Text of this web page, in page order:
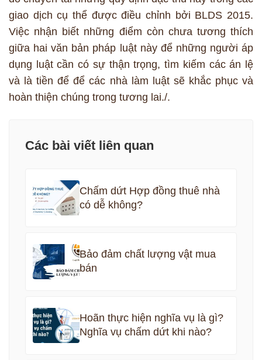
giao dịch cụ thể được điều chỉnh bởi BLDS 2015.
Việc nhận biết những điểm còn chưa tương thích
giữa hai văn bản pháp luật này để những người áp
dụng luật cần có sự thận trọng, tìm kiếm các án lệ
và là tiền để để các nhà làm luật sẽ khắc phục và
hoàn thiện chúng trong tương lai./.
Các bài viết liên quan
Chấm dứt Hợp đồng thuê nhà
có dễ không?
Bảo đảm chất lượng vật mua
bán
Hoãn thực hiện nghĩa vụ là gì?
Nghĩa vụ chấm dứt khi nào?